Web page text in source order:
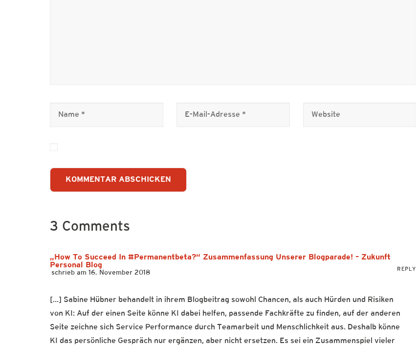
3 Comments
„How To Succeed In #permanentbeta?“ Zusammenfassung Unserer Blogparade! – Zukunft
Personal Blog
16. November 2018
[…] Sabine Hübner behandelt in ihrem Blogbeitrag sowohl Chancen, als auch Hürden und Risiken
von KI: Auf der einen Seite könne KI dabei helfen, passende Fachkräfte zu finden, auf der anderen
Seite zeichne sich Service Performance durch Teamarbeit und Menschlichkeit aus. Deshalb könne
KI das persönliche Gespräch nur ergänzen, aber nicht ersetzen. Es sei ein Zusammenspiel vieler
REPLY